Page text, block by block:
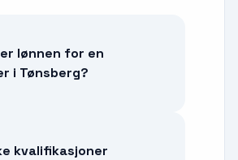
lønnen for en
i Tønsberg?
kvalifikasjoner